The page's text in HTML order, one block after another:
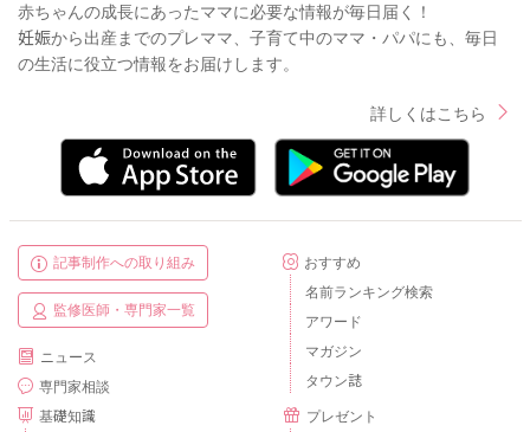
赤ちゃんの成長にあったママに必要な情報が毎日届く！
妊娠から出産までのプレママ、子育て中のママ・パパにも、毎日
の生活に役立つ情報をお届けします。
詳しくはこちら
記事制作への取り組み
監修医師・専門家一覧
ニュース
専門家相談
基礎知識
おすすめ
名前ランキング検索
アワード
マガジン
タウン誌
プレゼント